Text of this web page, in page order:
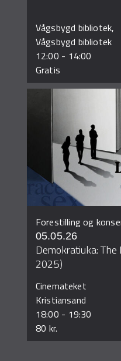
Vågsbygd bibliotek,
Vågsbygd bibliotek
12:00 - 14:00
Gratis
Forestilling og
05.05.26
Demokratiuka:
2025)
Cinemateket
Kristiansand
18:00 - 19:30
80 kr.